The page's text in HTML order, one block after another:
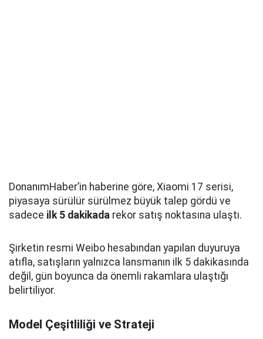
DonanımHaber’in haberine göre, Xiaomi 17 serisi,
piyasaya sürülür sürülmez büyük talep gördü ve
sadece ilk 5 dakikada rekor satış noktasına ulaştı.
Şirketin resmi Weibo hesabından yapılan duyuruya
atıfla, satışların yalnızca lansmanın ilk 5 dakikasında
değil, gün boyunca da önemli rakamlara ulaştığı
belirtiliyor.
Model Çeşitliliği ve Strateji